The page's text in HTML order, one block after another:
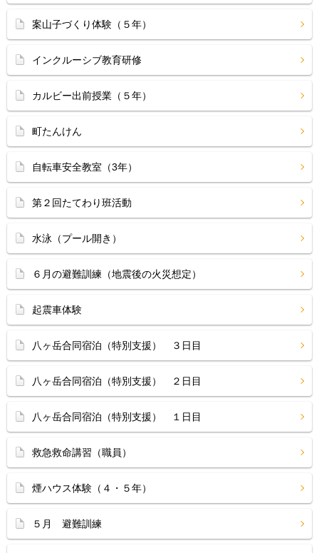
案山子づくり体験（５年）
インクルーシブ教育研修
カルビー出前授業（５年）
町たんけん
自転車安全教室（3年）
第２回たてわり班活動
水泳（プール開き）
６月の避難訓練（地震後の火災想定）
起震車体験
八ヶ岳合同宿泊（特別支援） ３日目
八ヶ岳合同宿泊（特別支援） ２日目
八ヶ岳合同宿泊（特別支援） １日目
救急救命講習（職員）
煙ハウス体験（４・５年）
５月 避難訓練